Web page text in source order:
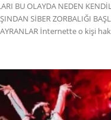
BU OLAYDA NEDEN
SİBER ZORBALIĞI
İnternette o kişi